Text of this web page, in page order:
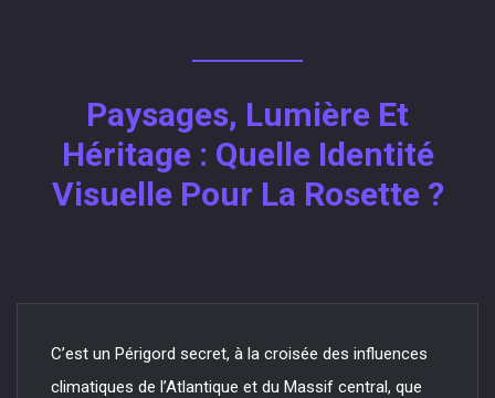
Paysages, Lumière Et
Héritage : Quelle Identité
Visuelle Pour La Rosette ?
C’est un Périgord secret, à la croisée des influences
climatiques de l’Atlantique et du Massif central, que